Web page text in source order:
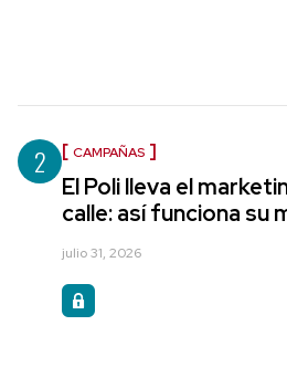
2 CAMPAÑAS
El Poli lleva el
calle: así funciona su
julio 31, 2026